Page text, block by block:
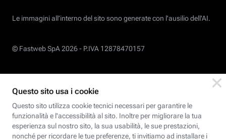
Le immagini all’interno del sito sono generate con l'ausilio dell'AI.
© Fastweb SpA 2026 - P.IVA 12878470157